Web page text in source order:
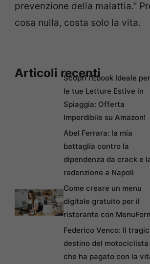
prevenzione della malattia.”
cosa nulla, costa solo la vita.
Articoli recentiScopri l’Ebook Ideale per
le tue Letture Estive in
Spiaggia: Offerta
Imperdibile su Amazon!
Abel Ferrara: la mia
battaglia contro la
dipendenza da crack e
redenzione a Napoli
Come creare un menu
digitale gratuito per il
ristorante con
Federico Venco: Il
destino del motociclista
che ha pagato con la